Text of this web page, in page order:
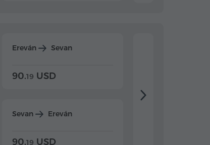
Ereván Sevan
90.19 USD
Sevan Ereván
90.19 USD